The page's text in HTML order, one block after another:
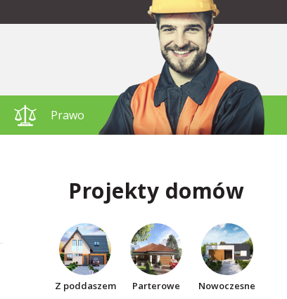
Prawo
Projekty domów
Z poddaszem Parterowe Nowoczesne